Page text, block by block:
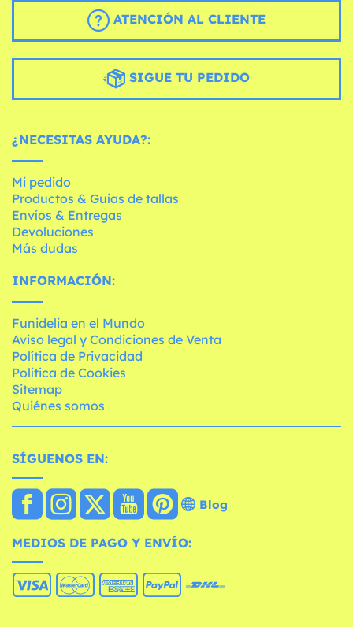
ATENCIÓN AL CLIENTE
SIGUE TU PEDIDO
¿NECESITAS AYUDA?:
Mi pedido
Productos & Guías de tallas
Envíos & Entregas
Devoluciones
Más dudas
INFORMACIÓN:
Funidelia en el Mundo
Aviso legal y Condiciones de Venta
Política de Privacidad
Política de Cookies
Sitemap
Quiénes somos
SÍGUENOS EN:
Blog
MEDIOS DE PAGO Y ENVÍO: